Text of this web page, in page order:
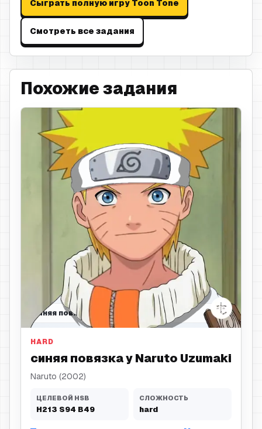
Сыграть полную игру Toon Tone
Смотреть все задания
Похожие задания
синяя повязка
HARD
синяя повязка у Naruto Uzumaki
Naruto (2002)
ЦЕЛЕВОЙ HSB
H213 S94 B49
СЛОЖНОСТЬ
hard